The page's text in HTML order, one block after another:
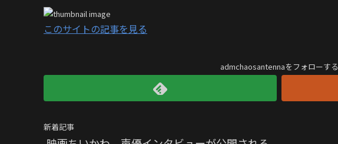
このサイトの記事を見る
admchaosantennaをフォローする
新着記事